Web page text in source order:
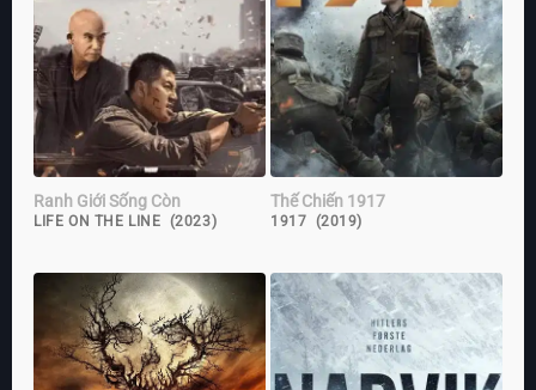
Ranh Giới Sống Còn
LIFE ON THE LINE (2023)
Thế Chiến 1917
1917 (2019)